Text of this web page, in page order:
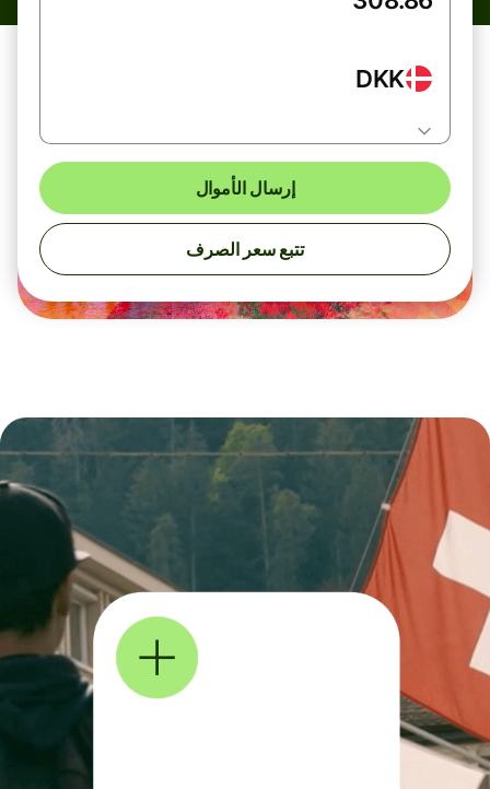
DKK
إرسال الأموال
تتبع سعر الصرف